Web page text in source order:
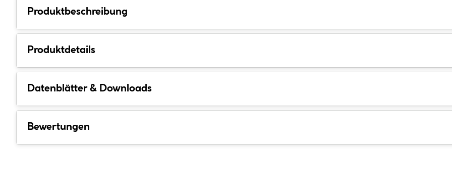
Produktbeschreibung
Produktdetails
Datenblätter & Downloads
Bewertungen